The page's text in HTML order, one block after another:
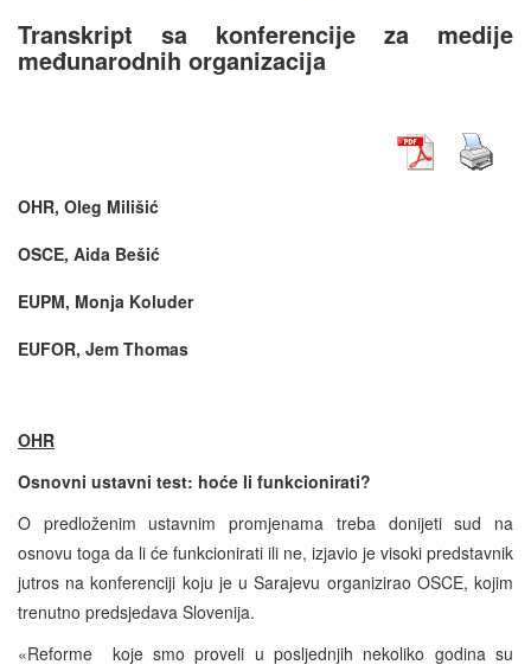
Transkript sa konferencije za medije
međunarodnih organizacija
OHR, Oleg Milišić
OSCE, Aida Bešić
EUPM, Monja Koluder
EUFOR, Jem Thomas
OHR
Osnovni ustavni test: hoće li funkcionirati?
O predloženim ustavnim promjenama treba donijeti sud na
osnovu toga da li će funkcionirati ili ne, izjavio je visoki predstavnik
jutros na konferenciji koju je u Sarajevu organizirao OSCE, kojim
trenutno predsjedava Slovenija.
«Reforme koje smo proveli u posljednjih nekoliko godina su